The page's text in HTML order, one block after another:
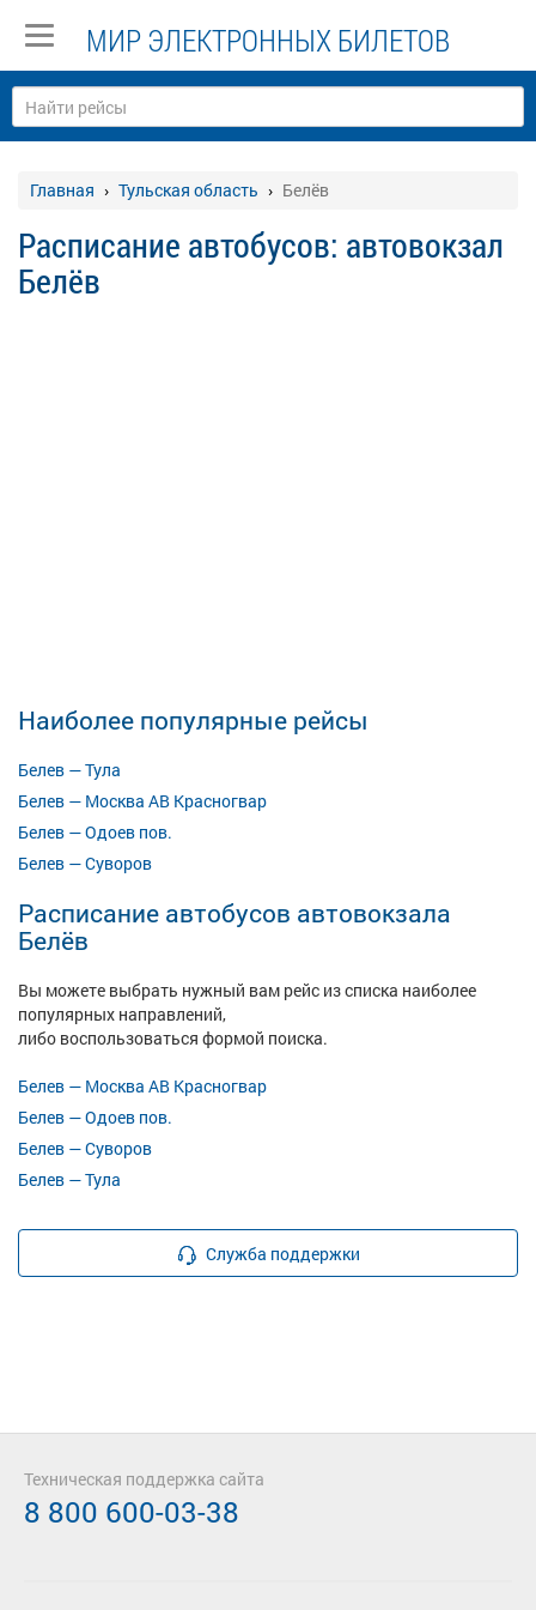
МИР ЭЛЕКТРОННЫХ БИЛЕТОВ
Главная Тульская область Белёв
Расписание автобусов: автовокзал
Белёв
Наиболее популярные рейсы
Белев — Тула
Белев — Москва АВ Красногвар
Белев — Одоев пов.
Белев — Суворов
Расписание автобусов автовокзала
Белёв
Вы можете выбрать нужный вам рейс из списка наиболее
популярных направлений,
либо воспользоваться формой поиска.
Белев — Москва АВ Красногвар
Белев — Одоев пов.
Белев — Суворов
Белев — Тула
Служба поддержки
Техническая поддержка сайта
8 800 600-03-38